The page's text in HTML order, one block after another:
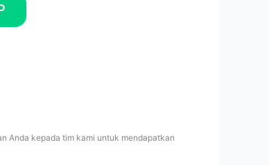
Anda kepada tim kami untuk mendapatkan